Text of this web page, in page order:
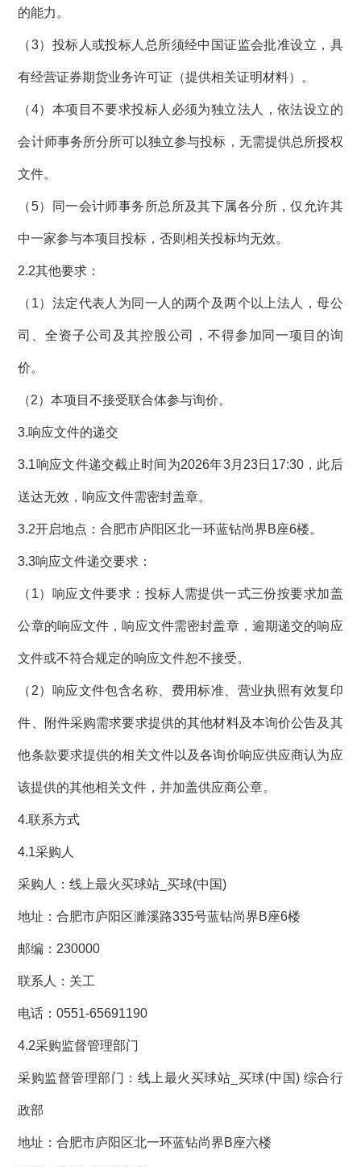
的能力。
（3） 投标人 或投标人总所须经中国证监会批准设立，具
有经营证券期货业务许可证（提供相关证明材料）。
（4） 本项目不要求投标人必须为独立法人，依法设立的
会计师事务所分所可以独立参与投标，无需提供总所授权
文件。
（5） 同一会计师事务所总所及其下属各分所，仅允许其
中一家参与本项目投标，否则相关投标均无效。
2.2其他要求：
（ 1）法定代表人为同一人的两个及两个以上法人，母公
司、全资子公司及其控股公司，不得参加同一项目的询
价。
（2）本项目不接受联合体参与询价。
3.响应文件的递交
3.1响应文件递交截止时间为2026年3月23日17:30，此后
送达无效，响应文件需密封盖章。
3.2开启地点：合肥市庐阳区北一环蓝钻尚界B座6楼。
3.3响应文件递交要求：
（ 1）响应文件要求：投标人需提供一式三份按要求加盖
公章的响应文件，响应文件需密封盖章，逾期递交的响应
文件或不符合规定的响应文件恕不接受。
（ 2）响应文件包含名称、费用标准、营业执照有效复印
件、附件采购需求要求提供的其他材料及本询价公告及其
他条款要求提供的相关文件以及各询价响应供应商认为应
该提供的其他相关文件，并加盖供应商公章。
4.联系方式
4.1采购人
采购人：线上最火买球站_买球(中国)
地址：合肥市庐阳区濉溪路335号蓝钻尚界B座6楼
邮编： 230000
联系人：关工
电话：0551-65691190
4.2采购监督管理部门
采购监督管理部门：线上最火买球站_买球(中国) 综合行
政部
地址：合肥市庐阳区北一环蓝钻尚界B座六楼